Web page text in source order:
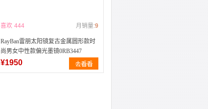
喜欢 444 月销量:9
RayBan雷朋太阳镜复古金属圆形款时
尚男女中性款偏光墨镜0RB3447
¥1950